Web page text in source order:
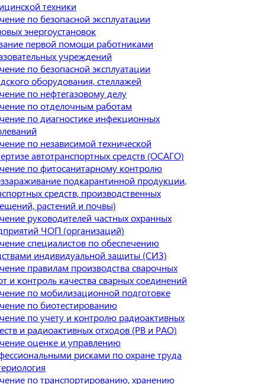
техники
по безопасной эксплуатации
энергоустановок
первой помощи работниками
учреждений
по безопасной эксплуатации
оборудования, стеллажей
по нефтегазовому делу
по отделочным работам
по диагностике инфекционных
по независимой технической
автотранспортных средств (ОСАГО)
по фитосанитарному контролю
подкарантинной продукции,
средств, производственных
растений и почвы)
руководителей частных охранных
ЧОП (организаций)
специалистов по обеспечению
индивидуальной защиты (СИЗ)
правилам производства сварочных
и контроль качества сварных соединений
по мобилизационной подготовке
по биотестированию
по учету и контролю радиоактивных
и радиоактивных отходов (РВ и РАО)
оценке и управлению
рисками по охране труда
по транспортированию, хранению